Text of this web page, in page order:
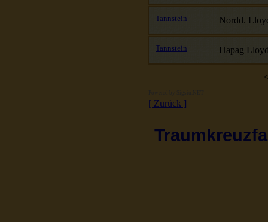
Tannstein Nordd.
Tannstein Hapag
[ Zurück ]